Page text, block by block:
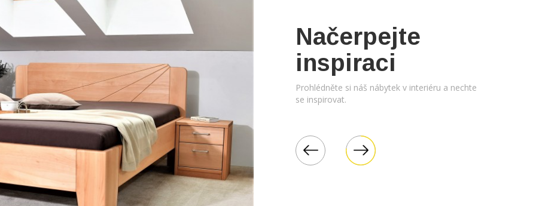
Načerpejte
inspiraci
Prohlédněte si náš nábytek v interiéru a nechte
se inspirovat.